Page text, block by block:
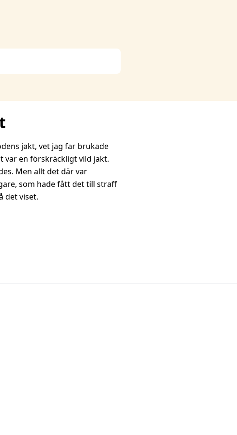
jakt, vet jag far brukade
var en förskräckligt vild jakt.
Men allt det där var
som hade fått det till straff
det viset.